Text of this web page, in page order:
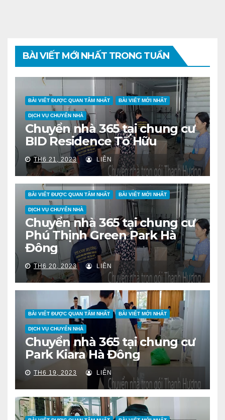
BÀI VIẾT MỚI NHẤT TRONG TUẦN
BÀI VIẾT ĐƯỢC QUAN TÂM NHẤT BÀI VIẾT MỚI NHẤT
DỊCH VỤ CHUYỂN NHÀ
Chuyển nhà 365 tại chung cư
BID Residence Tố Hữu
TH6 21, 2023 LIÊN
BÀI VIẾT ĐƯỢC QUAN TÂM NHẤT BÀI VIẾT MỚI NHẤT
DỊCH VỤ CHUYỂN NHÀ
Chuyển nhà 365 tại chung cư
Phú Thịnh Green Park Hà
Đông
TH6 20, 2023 LIÊN
BÀI VIẾT ĐƯỢC QUAN TÂM NHẤT BÀI VIẾT MỚI NHẤT
DỊCH VỤ CHUYỂN NHÀ
Chuyển nhà 365 tại chung cư
Park Kiara Hà Đông
TH6 19, 2023 LIÊN